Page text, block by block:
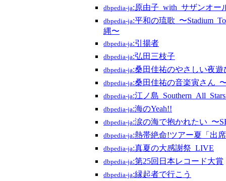
dbpedia-ja:原由子_with_サザンオー
dbpedia-ja:平和の琉歌_〜
縄〜
dbpedia-ja:引揚者
dbpedia-ja:弘田三枝子
dbpedia-ja:桑田佳祐のやさしい夜遊
dbpedia-ja:桑田佳祐の音楽寅さん_
dbpedia-ja:江ノ島
dbpedia-ja:海のYeah!!
dbpedia-ja:涙の海で抱かれたい_〜
dbpedia-ja:熱帯絶命!ツアー夏「出
dbpedia-ja:真夏の大感謝祭_LIVE
dbpedia-ja:第25回日本レコード大賞
dbpedia-ja:縁起者で行こう